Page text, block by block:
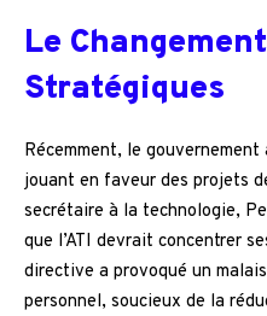
Le
Stratégiques
Récemment, le
jouant en faveur des projets
secrétaire à la technologie,
que l’ATI devrait concentrer
directive a provoqué un
personnel, soucieux de la